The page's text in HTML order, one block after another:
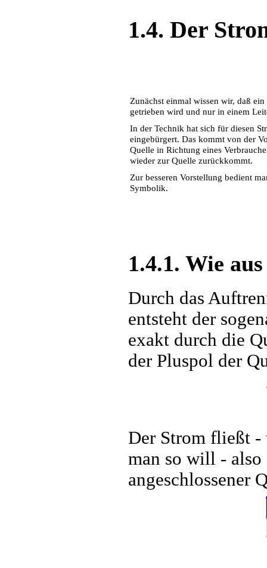
1.4. Der
Zunächst einmal wissen wir, daß
getrieben wird und nur in einem
In der Technik hat sich für diesen
eingebürgert. Das kommt von der
Quelle in Richtung eines
wieder zur Quelle zurückkommt.
Zur besseren Vorstellung bedient
Symbolik.
1.4.1. Wie
Durch das
entsteht der
exakt durch die
der Pluspol der
Der Strom fließt -
man so will - also
angeschlossener